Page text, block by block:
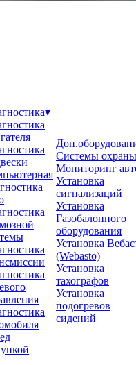
▾
Системы охраны
Мониторинг
Установка
сигнализаций
Установка
Газобалонного
оборудования
Установка
(Webasto)
Установка
тахографов
Установка
подогревов
сидений